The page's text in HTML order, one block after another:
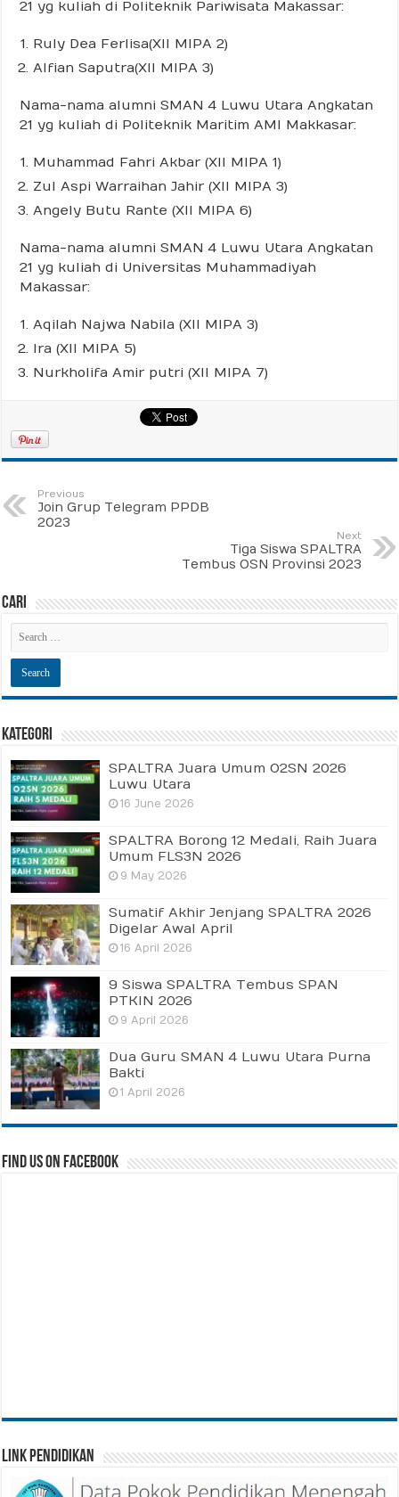
21 yg kuliah di Politeknik Pariwisata Makassar:
Ruly Dea Ferlisa(XII MIPA 2)
Alfian Saputra(XII MIPA 3)
Nama-nama alumni SMAN 4 Luwu Utara Angkatan
21 yg kuliah di Politeknik Maritim AMI Makkasar:
Muhammad Fahri Akbar (XII MIPA 1)
Zul Aspi Warraihan Jahir (XII MIPA 3)
Angely Butu Rante (XII MIPA 6)
Nama-nama alumni SMAN 4 Luwu Utara Angkatan
21 yg kuliah di Universitas Muhammadiyah
Makassar:
Aqilah Najwa Nabila (XII MIPA 3)
Ira (XII MIPA 5)
Nurkholifa Amir putri (XII MIPA 7)
Previous
Join Grup Telegram PPDB
2023
Next
Tiga Siswa SPALTRA
Tembus OSN Provinsi 2023
Cari
Kategori
SPALTRA Juara Umum O2SN 2026
Luwu Utara
16 June 2026
SPALTRA Borong 12 Medali, Raih Juara
Umum FLS3N 2026
9 May 2026
Sumatif Akhir Jenjang SPALTRA 2026
Digelar Awal April
16 April 2026
9 Siswa SPALTRA Tembus SPAN
PTKIN 2026
9 April 2026
Dua Guru SMAN 4 Luwu Utara Purna
Bakti
1 April 2026
Find us on Facebook
Link Pendidikan